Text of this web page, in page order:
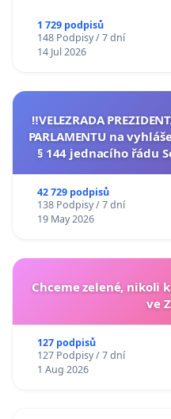
1 729 podpisů
148 Podpisy / 7 dní
14 Jul 2026
‼️VELEZRADA
PARLAMENTU na
§ 144 jednacího řádu
42 729 podpisů
138 Podpisy / 7 dní
19 May 2026
Chceme zelené, nikoli
ve
127 podpisů
127 Podpisy / 7 dní
1 Aug 2026